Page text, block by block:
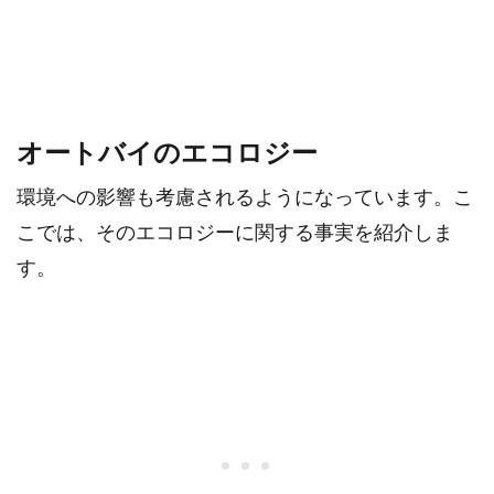
オートバイのエコロジー
環境への影響も考慮されるようになっています。こ
こでは、そのエコロジーに関する事実を紹介しま
す。